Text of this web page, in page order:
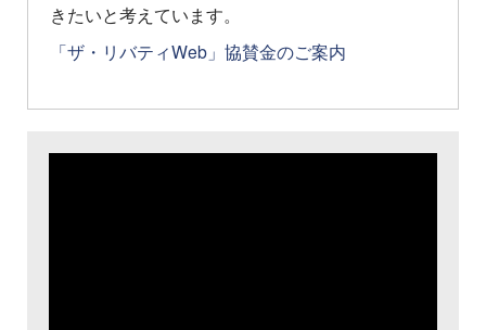
きたいと考えています。
「ザ・リバティWeb」協賛金のご案内